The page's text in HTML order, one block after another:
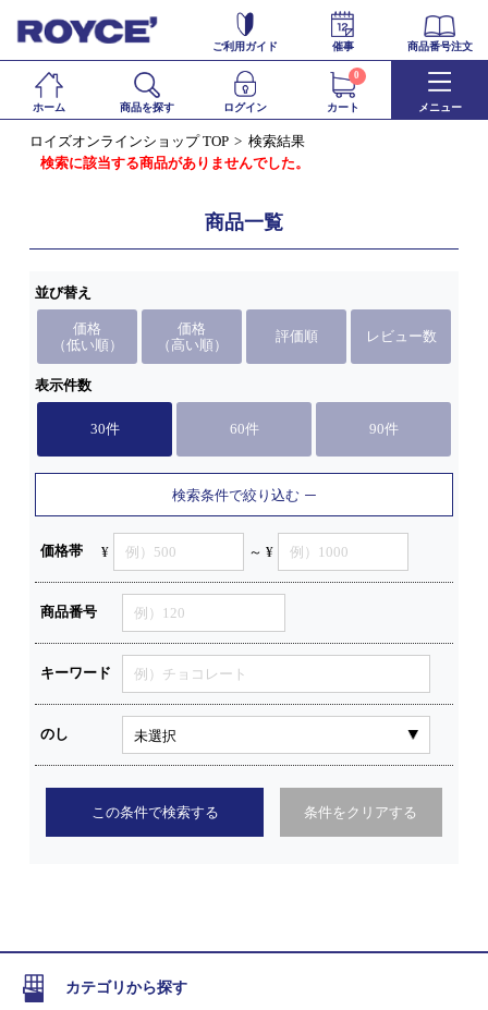
ご利用ガイド 催事 商品番号注文
ホーム 商品を探す ログイン カート
0
メニュー
ロイズオンラインショップ TOP
検索結果
検索に該当する商品がありませんでした。
商品一覧
並び替え
価格
（低い順）
価格
（高い順）
評価順 レビュー数
表示件数
30件 60件 90件
検索条件で絞り込む
価格帯 ¥ ～ ¥
商品番号
キーワード
のし
この条件で検索する 条件をクリアする
カテゴリから探す